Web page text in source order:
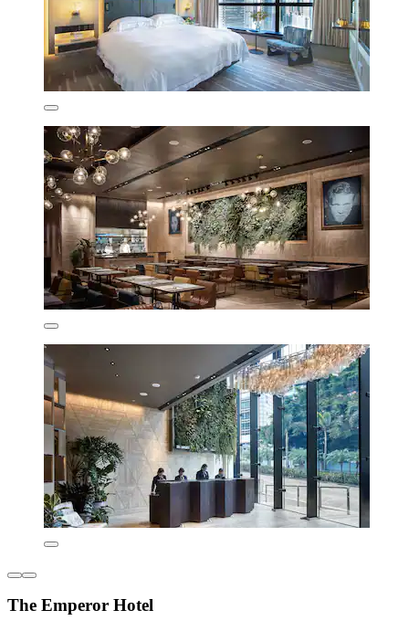
The Emperor Hotel